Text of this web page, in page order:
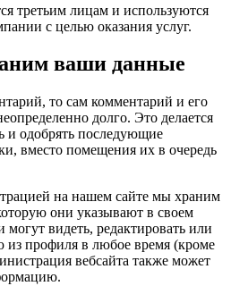
третьим лицам и используются
с целью оказания услуг.
ваши данные
то сам комментарий и его
долго. Это делается
и одобрять последующие
вместо помещения их в очередь
на нашем сайте мы храним
они указывают в своем
могут видеть, редактировать или
профиля в любое время (кроме
вебсайта также может